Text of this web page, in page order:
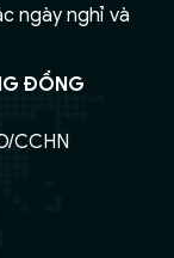
ngày nghỉ và
ĐỒNG
CCHN